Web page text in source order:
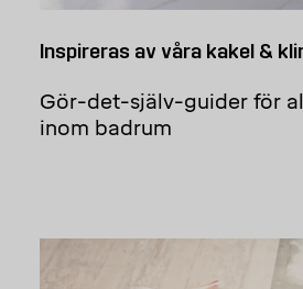
Inspireras av våra kakel &
Gör-det-själv-guider för
inom badrum